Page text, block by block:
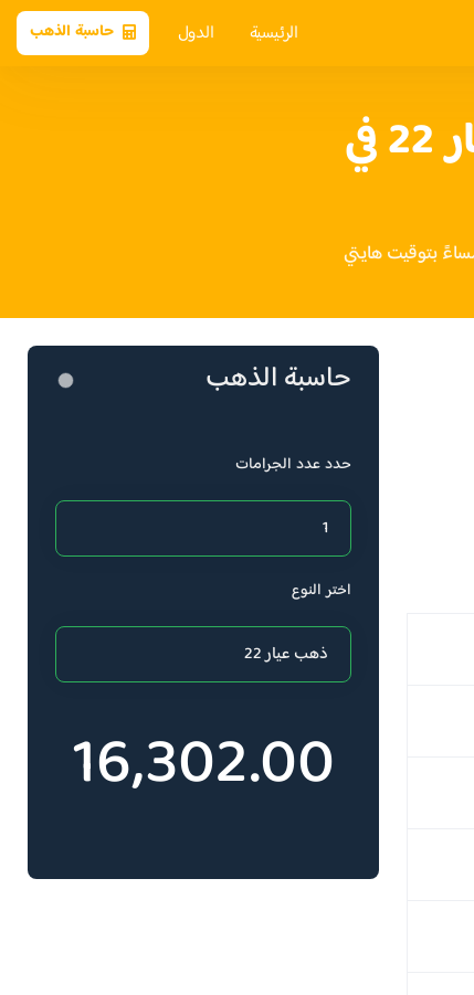
الرئيسية الدول حاسبة الذهب
سعر الذهب عيار 22 في
حاسبة الذهب
حدد عدد الجرامات
اختر النوع
16,302.00